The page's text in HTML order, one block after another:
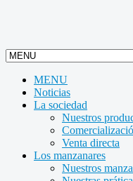
MENU
Noticias
La sociedad
Nuestros
Venta directa
Los manzanares
Nuestros